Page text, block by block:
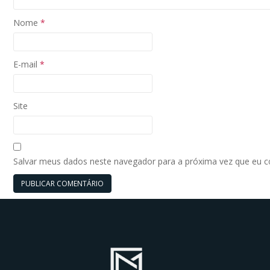
Nome *
E-mail *
Site
Salvar meus dados neste navegador para a próxima vez que eu